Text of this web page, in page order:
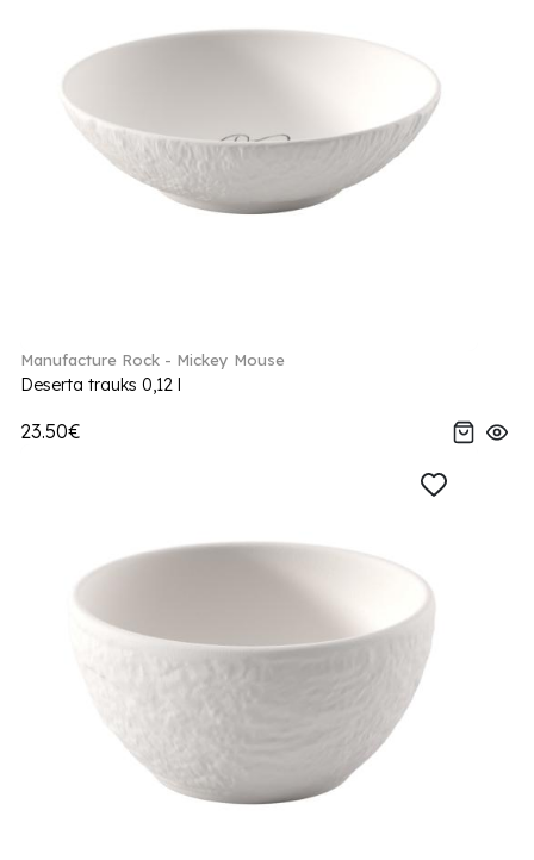
Manufacture Rock - Mickey Mouse
Deserta trauks 0,12 l
23.50€